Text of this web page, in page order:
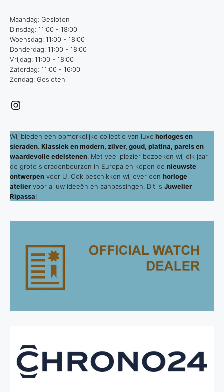
Maandag: Gesloten
Dinsdag: 11:00 - 18:00
Woensdag: 11:00 - 18:00
Donderdag: 11:00 - 18:00
Vrijdag: 11:00 - 18:00
Zaterdag: 11:00 - 16:00
Zondag: Gesloten
Instagram
Wij bieden een opmerkelijke collectie van luxe horloges en
sieraden. Klassiek en modern, zilver, goud, platina, parels en
waardevolle edelstenen . Met veel plezier bezoeken wij elk jaar
de grote sieradenbeurzen in Europa en kopen de nieuwste
ontwerpen voor U. Ook beschikken wij over een horloge
atelier voor al uw ideeën en aanpassingen. Dit is Juwelier
Ripassa!